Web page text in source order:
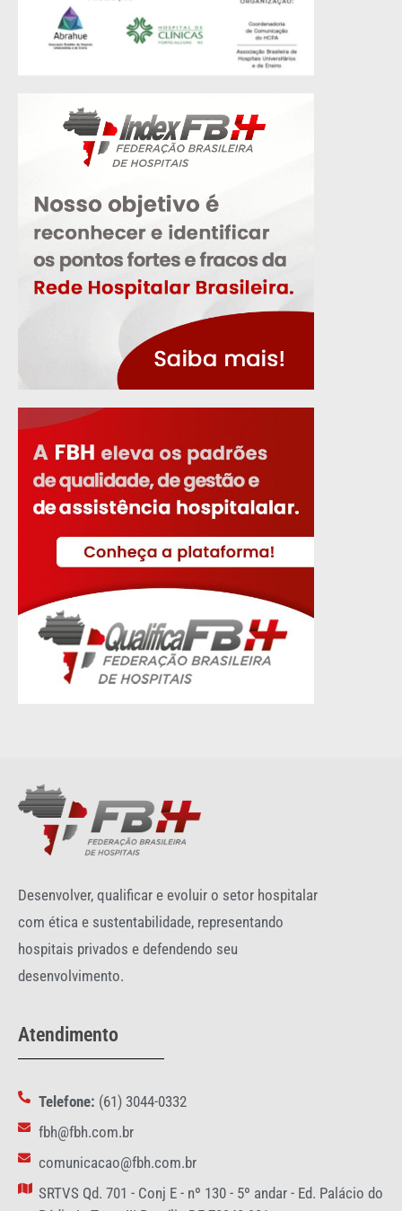
Desenvolver, qualificar e evoluir o setor hospitalar
com ética e sustentabilidade, representando
hospitais privados e defendendo seu
desenvolvimento.
Atendimento
Telefone: (61) 3044-0332
fbh@fbh.com.br
comunicacao@fbh.com.br
SRTVS Qd. 701 - Conj E - nº 130 - 5º andar - Ed. Palácio do